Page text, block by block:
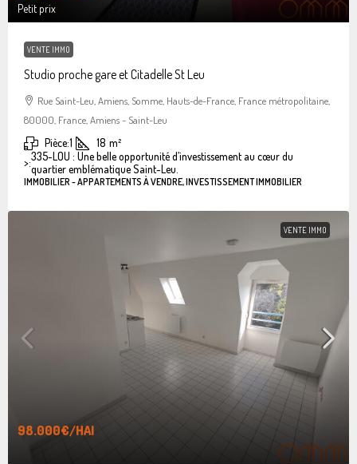
Petit prix
VENTE IMMO
Studio proche gare et Citadelle St Leu
Rue Saint-Leu, Amiens, Somme, Hauts-de-France, France métropolitaine,
80000, France, Amiens - Saint-Leu
Pièce:1 18 m²
>:335-LOU : Une belle opportunité d’investissement au cœur du
quartier emblématique Saint-Leu.
IMMOBILIER - APPARTEMENTS À VENDRE, INVESTISSEMENT IMMOBILIER
VENTE IMMO
98.000€/HAI